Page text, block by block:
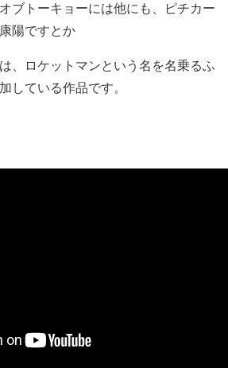
ブトーキョーには他にも、ピチカー
陽ですとか
、ロケットマンという名を名乗るふ
している作品です。